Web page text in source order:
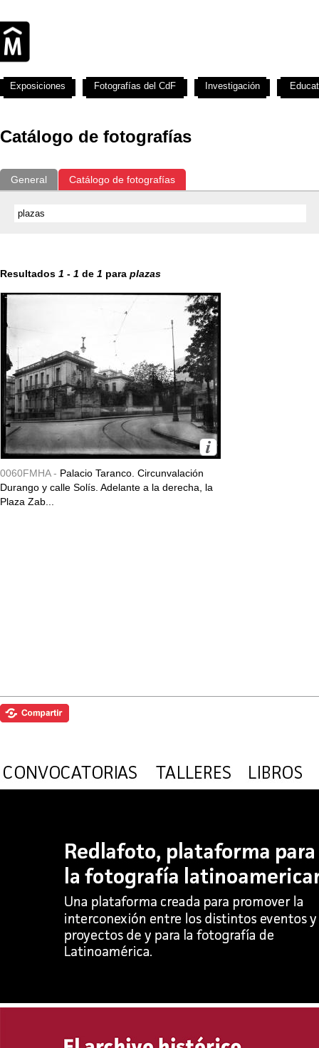
Catálogo de fotografías
General Catálogo de fotografías
Resultados 1 - 1 de 1 para plazas
0060FMHA - Palacio Taranco. Circunvalación
Durango y calle Solís. Adelante a la derecha, la
Plaza Zab...
Exposiciones Fotografías del CdF Investigación